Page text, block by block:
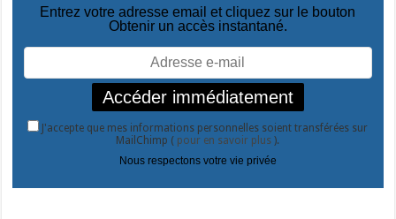
Entrez votre adresse email et cliquez sur le bouton
Obtenir un accès instantané.
J'accepte que mes informations personnelles soient transférées sur
MailChimp ( pour en savoir plus).
Nous respectons votre vie privée